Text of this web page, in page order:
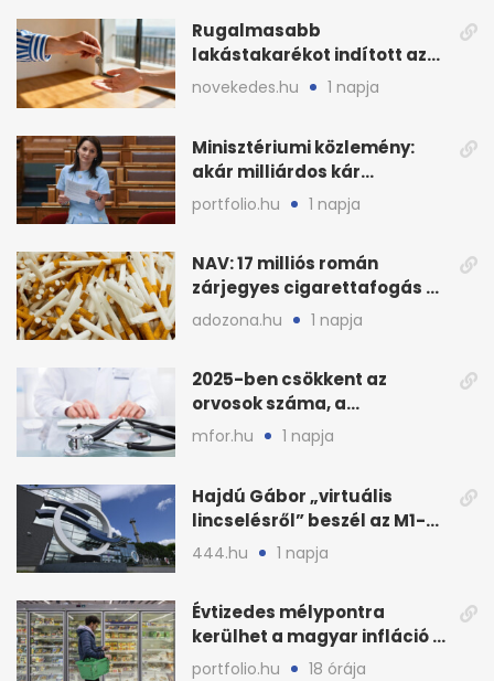
Rugalmasabb
lakástakarékot indított az
OTP: két köztes kilépéssel
novekedes.hu 1 napja
Minisztériumi közlemény:
akár milliárdos kár
fenyegette Budapest fáit
portfolio.hu 1 napja
NAV: 17 milliós román
zárjegyes cigarettafogás az
M1-esen
adozona.hu 1 napja
2025-ben csökkent az
orvosok száma, a
háziorvosokra még több
mfor.hu 1 napja
Hajdú Gábor „virtuális
lincselésről” beszél az M1-
ből kirúgása után
444.hu 1 napja
Évtizedes mélypontra
kerülhet a magyar infláció a
KSH új adata szerint
portfolio.hu 18 órája